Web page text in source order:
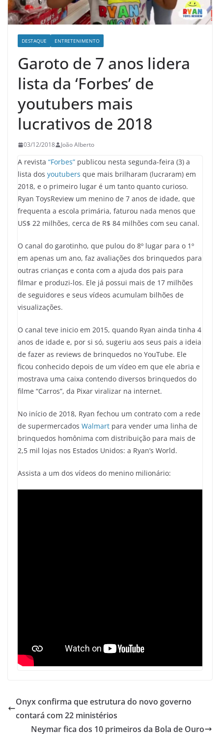
DESTAQUE ENTRETENIMENTO
Garoto de 7 anos lidera
lista da ‘Forbes’ de
youtubers mais
lucrativos de 2018
03/12/2018 João Alberto
A revista “Forbes” publicou nesta segunda-feira (3) a
lista dos youtubers que mais brilharam (lucraram) em
2018, e o primeiro lugar é um tanto quanto curioso.
Ryan ToysReview um menino de 7 anos de idade, que
frequenta a escola primária, faturou nada menos que
US$ 22 milhões, cerca de R$ 84 milhões com seu canal.
O canal do garotinho, que pulou do 8º lugar para o 1º
em apenas um ano, faz avaliações dos brinquedos para
outras crianças e conta com a ajuda dos pais para
filmar e produzi-los. Ele já possui mais de 17 milhões
de seguidores e seus vídeos acumulam bilhões de
visualizações.
O canal teve inicio em 2015, quando Ryan ainda tinha 4
anos de idade e, por si só, sugeriu aos seus pais a ideia
de fazer as reviews de brinquedos no YouTube. Ele
ficou conhecido depois de um vídeo em que ele abria e
mostrava uma caixa contendo diversos brinquedos do
filme “Carros”, da Pixar viralizar na internet.
No início de 2018, Ryan fechou um contrato com a rede
de supermercados Walmart para vender uma linha de
brinquedos homônima com distribuição para mais de
2,5 mil lojas nos Estados Unidos: a Ryan’s World.
Assista a um dos vídeos do menino milionário:
Onyx confirma que estrutura do novo governo
contará com 22 ministérios
Neymar fica dos 10 primeiros da Bola de Ouro